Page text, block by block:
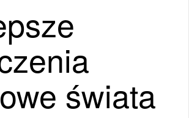
świata